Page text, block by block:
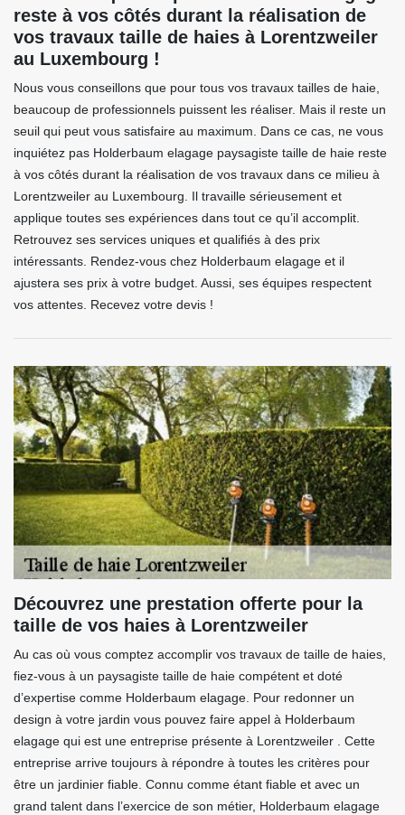
reste à vos côtés durant la réalisation de
vos travaux taille de haies à Lorentzweiler
au Luxembourg !
Nous vous conseillons que pour tous vos travaux tailles de haie,
beaucoup de professionnels puissent les réaliser. Mais il reste un
seuil qui peut vous satisfaire au maximum. Dans ce cas, ne vous
inquiétez pas Holderbaum elagage paysagiste taille de haie reste
à vos côtés durant la réalisation de vos travaux dans ce milieu à
Lorentzweiler au Luxembourg. Il travaille sérieusement et
applique toutes ses expériences dans tout ce qu’il accomplit.
Retrouvez ses services uniques et qualifiés à des prix
intéressants. Rendez-vous chez Holderbaum elagage et il
ajustera ses prix à votre budget. Aussi, ses équipes respectent
vos attentes. Recevez votre devis !
Découvrez une prestation offerte pour la
taille de vos haies à Lorentzweiler
Au cas où vous comptez accomplir vos travaux de taille de haies,
fiez-vous à un paysagiste taille de haie compétent et doté
d’expertise comme Holderbaum elagage. Pour redonner un
design à votre jardin vous pouvez faire appel à Holderbaum
elagage qui est une entreprise présente à Lorentzweiler . Cette
entreprise arrive toujours à répondre à toutes les critères pour
être un jardinier fiable. Connu comme étant fiable et avec un
grand talent dans l’exercice de son métier, Holderbaum elagage